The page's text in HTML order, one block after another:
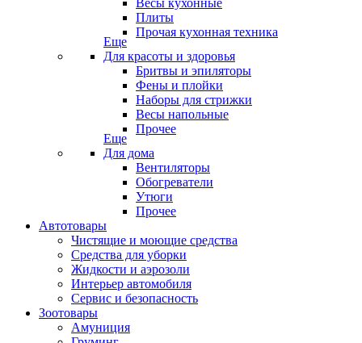
Весы кухонные
Плиты
Прочая кухонная техника
Еще
Для красоты и здоровья
Бритвы и эпиляторы
Фены и плойки
Наборы для стрижки
Весы напольные
Прочее
Еще
Для дома
Вентиляторы
Обогреватели
Утюги
Прочее
Автотовары
Чистящие и моющие средства
Средства для уборки
Жидкости и аэрозоли
Интерьер автомобиля
Сервис и безопасность
Зоотовары
Амуниция